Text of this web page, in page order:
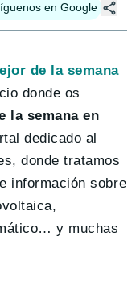
en Google
de la semana
donde os
la semana en
dedicado al
donde tratamos
información sobre
y muchas